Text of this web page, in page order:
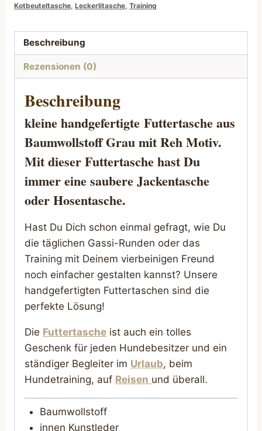
Kotbeuteltasche, Leckerlitasche, Training
Beschreibung
Rezensionen (0)
Beschreibung
kleine handgefertigte Futtertascheaus
Baumwollstoff Grau mit Reh Motiv.
Mit dieser Futtertasche hast Du
immer eine saubere Jackentasche
oder Hosentasche.
Hast Du Dich schon einmal gefragt, wie Du
die täglichen Gassi-Runden oder das
Training mit Deinem vierbeinigen Freund
noch einfacher gestalten kannst? Unsere
handgefertigten Futtertaschen sind die
perfekte Lösung!
Die Futtertasche ist auch ein tolles
Geschenk für jeden Hundebesitzer und ein
ständiger Begleiter im Urlaub, beim
Hundetraining, auf Reisen und überall.
Baumwollstoff
innen Kunstleder